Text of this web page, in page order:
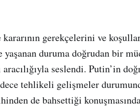
gerekçelerini ve
duruma doğrudan bir
seslendi. Putin’in
tehlikeli gelişmeler
de bahsettiği konuşmasında